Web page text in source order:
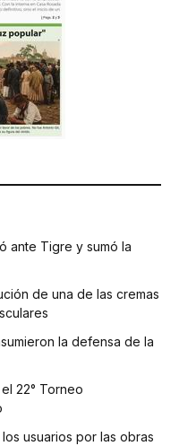
ante Tigre y sumó la
de una de las cremas
la defensa de la
22° Torneo
usuarios por las obras